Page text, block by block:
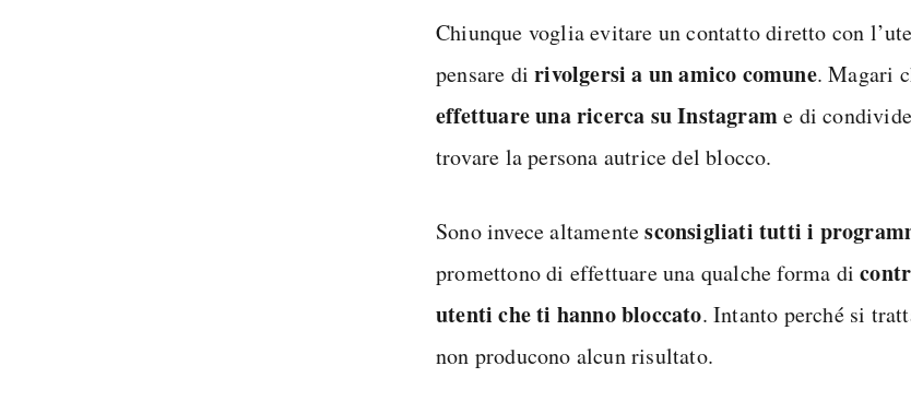
Chiunque voglia evitare un contatto diretto con
pensare dirivolgersi a un amico comune. Magari
effettuare una ricerca su Instagrame di
trovare la persona autrice del blocco.
Sono invece altamentesconsigliati tutti i
promettono di effettuare una qualche forma di
utenti che ti hanno bloccato. Intanto perché si
non producono alcun risultato.